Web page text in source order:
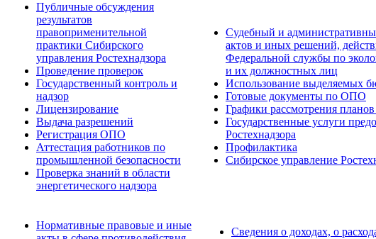
Публичные обсуждения
результатов
правоприменительной
практики Сибирского
управления Ростехнадзора
Проведение проверок
Государственный контроль и
надзор
Лицензирование
Выдача разрешений
Регистрация ОПО
Аттестация работников по
промышленной безопасности
Проверка знаний в области
энергетического надзора
Судебный и
актов и иных решений,
Федеральной службы по
и их должностных лиц
Использование выделяемых
Готовые документы по ОПО
Графики рассмотрения
Государственные услуги
Ростехнадзора
Профилактика
Сибирское управление
Нормативные правовые и иные
Сведения о доходах, о